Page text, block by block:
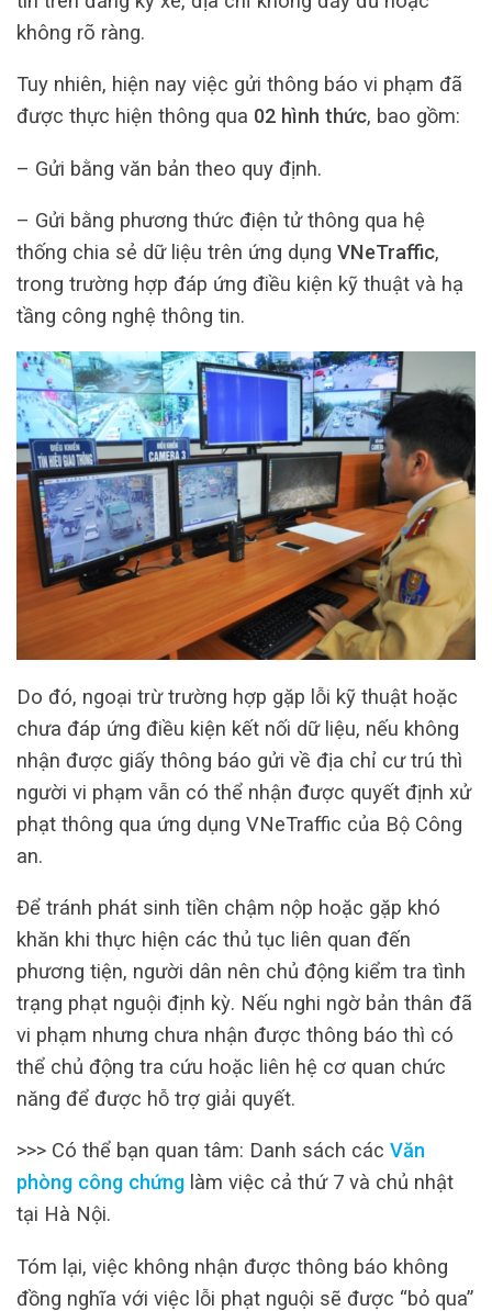
không rõ ràng.
Tuy nhiên, hiện nay việc gửi thông báo vi phạm đã
được thực hiện thông qua 02 hình thức, bao gồm:
– Gửi bằng văn bản theo quy định.
– Gửi bằng phương thức điện tử thông qua hệ
thống chia sẻ dữ liệu trên ứng dụng VNeTraffic,
trong trường hợp đáp ứng điều kiện kỹ thuật và hạ
tầng công nghệ thông tin.
Do đó, ngoại trừ trường hợp gặp lỗi kỹ thuật hoặc
chưa đáp ứng điều kiện kết nối dữ liệu, nếu không
nhận được giấy thông báo gửi về địa chỉ cư trú thì
người vi phạm vẫn có thể nhận được quyết định xử
phạt thông qua ứng dụng VNeTraffic của Bộ Công
an.
Để tránh phát sinh tiền chậm nộp hoặc gặp khó
khăn khi thực hiện các thủ tục liên quan đến
phương tiện, người dân nên chủ động kiểm tra tình
trạng phạt nguội định kỳ. Nếu nghi ngờ bản thân đã
vi phạm nhưng chưa nhận được thông báo thì có
thể chủ động tra cứu hoặc liên hệ cơ quan chức
năng để được hỗ trợ giải quyết.
>>> Có thể bạn quan tâm: Danh sách các Văn
phòng công chứng làm việc cả thứ 7 và chủ nhật
tại Hà Nội.
Tóm lại, việc không nhận được thông báo không
đồng nghĩa với việc lỗi phạt nguội sẽ được “bỏ qua”